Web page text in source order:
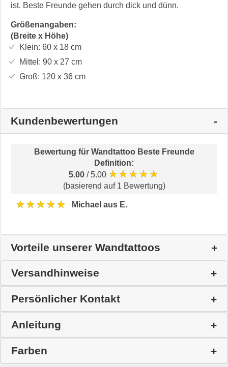
ist. Beste Freunde gehen durch dick und dünn.
Größenangaben:
(Breite x Höhe)
Klein: 60 x 18cm
Mittel: 90 x 27 cm
Groß: 120 x 36cm
Kundenbewertungen
Bewertung für Wandtattoo Beste Freunde
Definition:
5.00 / 5.00 ★★★★★
(basierend auf 1 Bewertung)
★★★★★ Michael aus E.
Vorteile unserer Wandtattoos
Versandhinweise
Persönlicher Kontakt
Anleitung
Farben